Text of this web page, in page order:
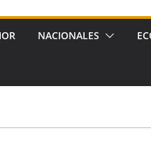
NACIONALES